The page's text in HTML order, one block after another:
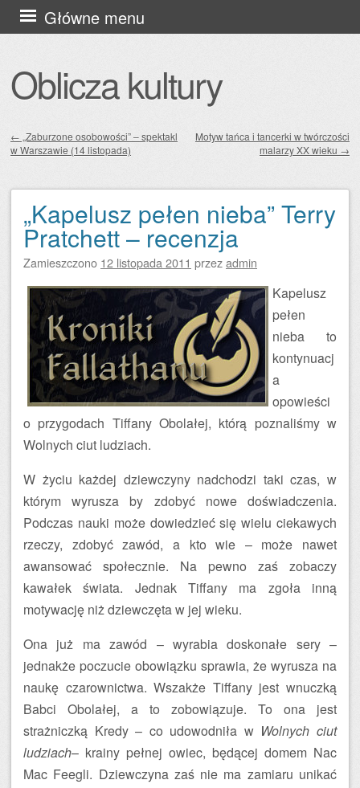
Oblicza kultury
Główne menu
Przejdź
do
Zobacz wpisy
← „Zaburzone osobowości” – spektakl
w Warszawie (14 listopada)
Motyw tańca i tancerki w twórczości
malarzy XX wieku →
„Kapelusz pełen nieba” Terry
Pratchett – recenzja
Zamieszczono 12 listopada 2011 przezadmin
Kapelusz
pełen
nieba to
kontynuacj
a
opowieści
o przygodach Tiffany Obolałej, którą poznaliśmy w
Wolnych ciut ludziach.
W życiu każdej dziewczyny nadchodzi taki czas, w
którym wyrusza by zdobyć nowe doświadczenia.
Podczas nauki może dowiedzieć się wielu ciekawych
rzeczy, zdobyć zawód, a kto wie – może nawet
awansować społecznie. Na pewno zaś zobaczy
kawałek świata. Jednak Tiffany ma zgoła inną
motywację niż dziewczęta w jej wieku.
Ona już ma zawód – wyrabia doskonałe sery –
jednakże poczucie obowiązku sprawia, że wyrusza na
naukę czarownictwa. Wszakże Tiffany jest wnuczką
Babci Obolałej, a to zobowiązuje. To ona jest
strażniczką Kredy – co udowodniła w Wolnych ciut
ludziach– krainy pełnej owiec, będącej domem Nac
Mac Feegli. Dziewczyna zaś nie ma zamiaru unikać